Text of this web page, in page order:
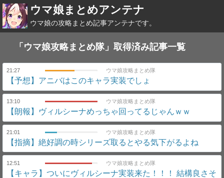
ウマ娘まとめアンテナ
ウマ娘の攻略まとめ記事アンテナです。
「ウマ娘攻略まとめ隊」取得済み記事一覧
21:27 ウマ娘攻略まとめ隊
【予想】アニバはこのキャラ実装でしょ
13:10 ウマ娘攻略まとめ隊
【朗報】ヴィルシーナめっちゃ回ってるじゃんｗｗ
21:01 ウマ娘攻略まとめ隊
【指摘】絶好調の時シリーズ取るとやる気下がるよね
12:51 ウマ娘攻略まとめ隊
【キャラ】ついにヴィルシーナ実装来た！！！ 結構良さそ